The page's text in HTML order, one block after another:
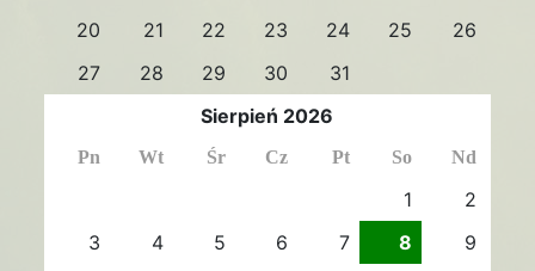
20
21 22 23 24 25
26
27
28 29 30
31
Sierpień 2026
Pn Wt Śr Cz Pt So Nd
1
2
3
4 5 6 7 8
9